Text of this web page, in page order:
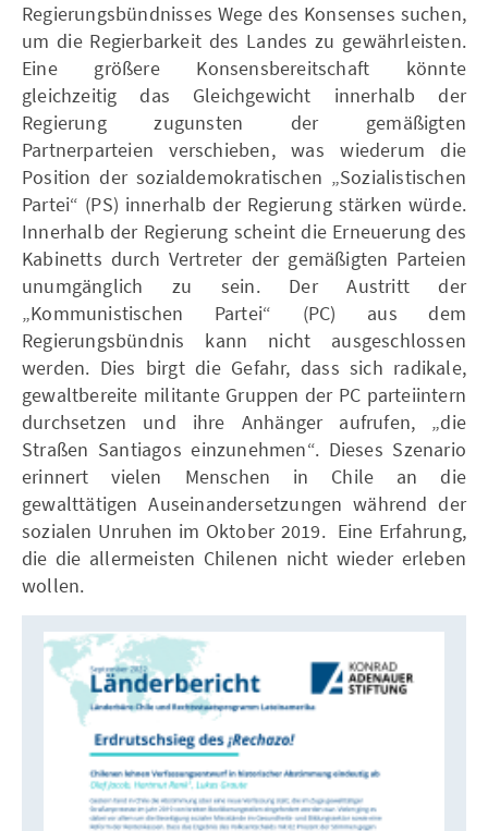
Regierungsbündnisses Wege des Konsenses suchen,
um die Regierbarkeit des Landes zu gewährleisten.
Eine größere Konsensbereitschaft könnte
gleichzeitig das Gleichgewicht innerhalb der
Regierung zugunsten der gemäßigten
Partnerparteien verschieben, was wiederum die
Position der sozialdemokratischen „Sozialistischen
Partei“ (PS) innerhalb der Regierung stärken würde.
Innerhalb der Regierung scheint die Erneuerung des
Kabinetts durch Vertreter der gemäßigten Parteien
unumgänglich zu sein. Der Austritt der
„Kommunistischen Partei“ (PC) aus dem
Regierungsbündnis kann nicht ausgeschlossen
werden. Dies birgt die Gefahr, dass sich radikale,
gewaltbereite militante Gruppen der PC parteiintern
durchsetzen und ihre Anhänger aufrufen, „die
Straßen Santiagos einzunehmen“. Dieses Szenario
erinnert vielen Menschen in Chile an die
gewalttätigen Auseinandersetzungen während der
sozialen Unruhen im Oktober 2019. Eine Erfahrung,
die die allermeisten Chilenen nicht wieder erleben
wollen.